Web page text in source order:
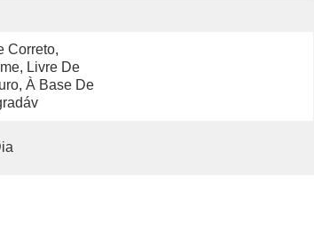
Correto,
Livre De
À Base De